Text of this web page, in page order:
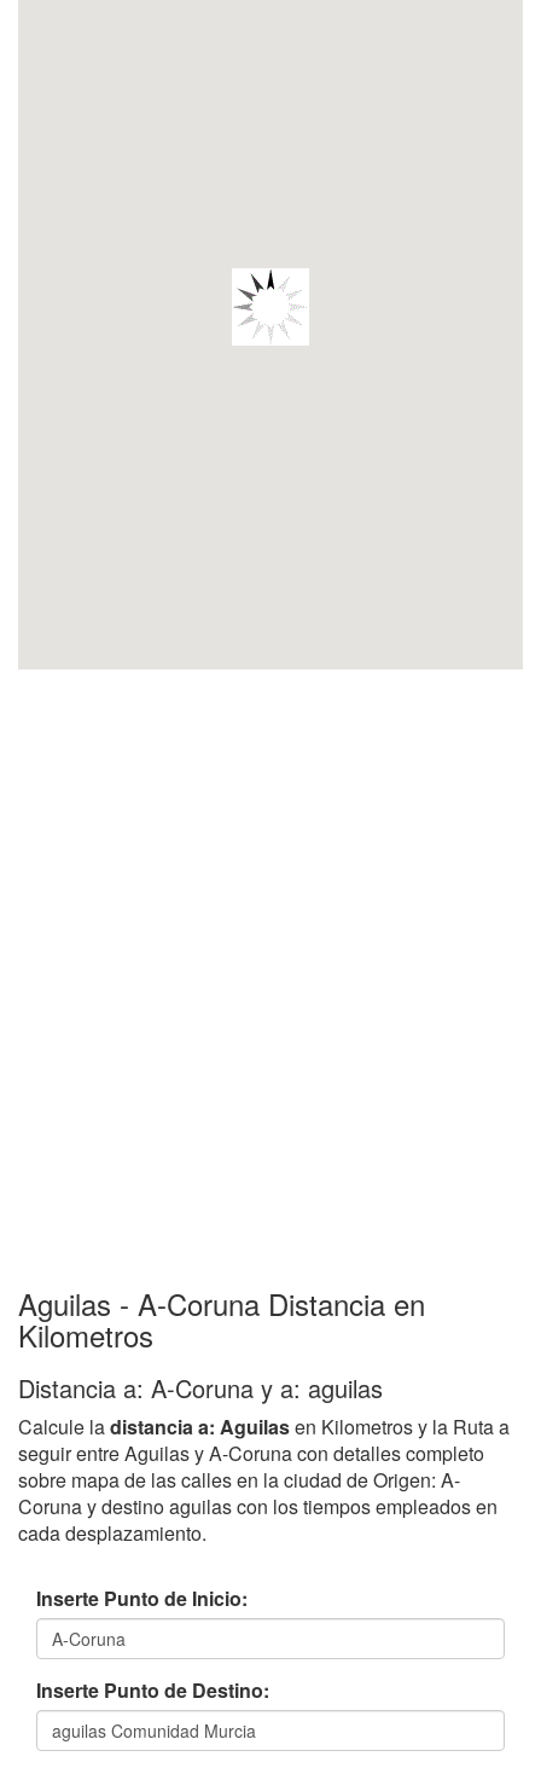
Aguilas - A-Coruna Distancia en
Kilometros
Distancia a: A-Coruna y a: aguilas
Calcule ladistancia a: Aguilasen Kilometros y la Ruta a
seguir entre Aguilas y A-Coruna con detalles completo
sobre mapa de las calles en la ciudad de Origen: A-
Coruna y destino aguilas con los tiempos empleados en
cada desplazamiento.
Inserte Punto de Inicio:
Inserte Punto de Destino: